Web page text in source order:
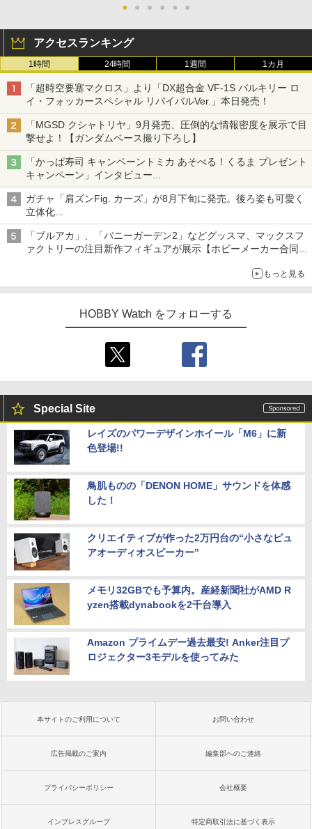
● ● ● ● ● ●
アクセスランキング
1時間 24時間 1週間 1カ月
「超時空要塞マクロス」より「DX超合金 VF-1S バルキリー ロ
イ・フォッカースペシャル リバイバルVer.」本日発売！
「MGSD クシャトリヤ」9月発売、圧倒的な情報密度を展示で目
撃せよ！【ガンダムベース撮り下ろし】
「かっぱ寿司 キャンペーントミカ あそべる！くるま プレゼント
キャンペーン」インタビュー
子どもが楽しめるかっぱ寿司ならではの体験とコラボの楽しさを
追求
ガチャ「肩ズンFig. カーズ」が8月下旬に発売。後ろ姿も可愛く
立体化
ライトニング・マックィーンやメーターなど4種がラインナップ
「ブルアカ」、「バニーガーデン2」などグッスマ、マックスフ
ァクトリーの注目新作フィギュアが展示【ホビーメーカー合同展
もっと見る
HOBBY Watch をフォローする
Special Site
レイズのパワーデザインホイール「M6」に新
色登場!!
鳥肌ものの「DENON HOME」サウンドを体感
した！
クリエイティブが作った2万円台の“小さなピュ
アオーディオスピーカー”
メモリ32GBでも予算内。産経新聞社がAMD R
yzen搭載dynabookを2千台導入
Amazon プライムデー過去最安! Anker注目プ
ロジェクター3モデルを使ってみた
本サイトのご利用について お問い合わせ
広告掲載のご案内 編集部へのご連絡
プライバシーポリシー 会社概要
インプレスグループ 特定商取引法に基づく表示